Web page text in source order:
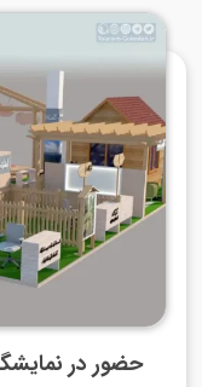
حضور در